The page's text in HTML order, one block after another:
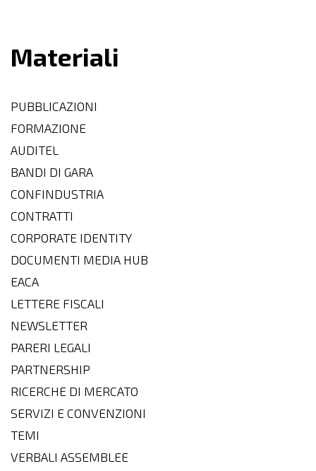
Materiali
PUBBLICAZIONI
FORMAZIONE
AUDITEL
BANDI DI GARA
CONFINDUSTRIA
CONTRATTI
CORPORATE IDENTITY
DOCUMENTI MEDIA HUB
EACA
LETTERE FISCALI
NEWSLETTER
PARERI LEGALI
PARTNERSHIP
RICERCHE DI MERCATO
SERVIZI E CONVENZIONI
TEMI
VERBALI ASSEMBLEE